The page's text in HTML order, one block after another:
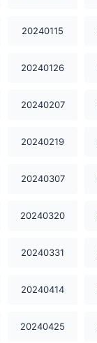
20240115
20240126
20240207
20240219
20240307
20240320
20240331
20240414
20240425